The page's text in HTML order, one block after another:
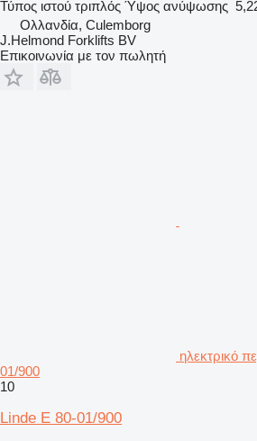
Τύπος ιστού τριπλός Ύψος ανύψωσης
Ολλανδία, Culemborg
J.Helmond Forklifts BV
Επικοινωνία με τον πωλητή
ηλεκτρικό
01/900
10
Linde E 80-01/900